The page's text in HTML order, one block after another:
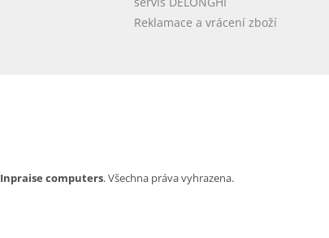
Reklamace a vrácení zboží
Inpraise computers. Všechna práva vyhrazena.